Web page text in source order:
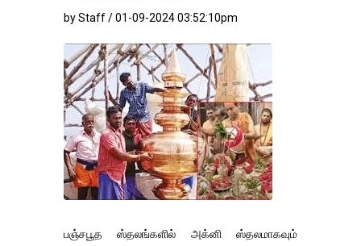
by Staff / 01-09-2024 03:52:10pm
பஞ்சபூத ஸ்தலங்களில் அக்னி ஸ்தலமாகவும்